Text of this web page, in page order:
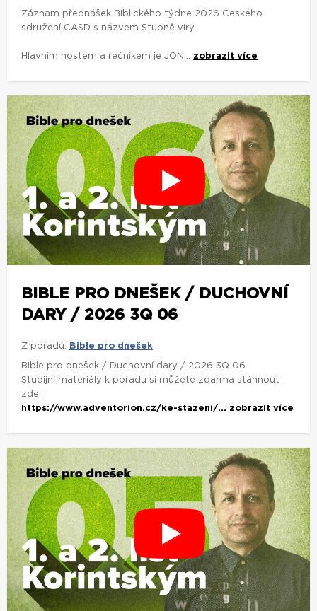
Záznam přednášek Biblického týdne 2026 Českého
sdružení CASD s názvem Stupně víry.
Hlavním hostem a řečníkem je JON... zobrazit více
BIBLE PRO DNEŠEK / DUCHOVNÍ
DARY / 2026 3Q 06
Z pořadu: Bible pro dnešek
Bible pro dnešek / Duchovní dary / 2026 3Q 06
Studijní materiály k pořadu si můžete zdarma stáhnout
zde:
https://www.adventorion.cz/ke-stazeni/... zobrazit více